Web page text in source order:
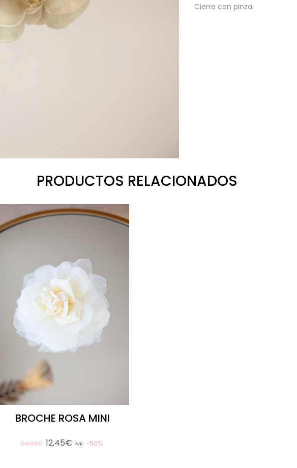
Cierre con pinza.
PRODUCTOS RELACIONADOS
BROCHE ROSA MINI
24,90€ 12,45€ PVP 50%